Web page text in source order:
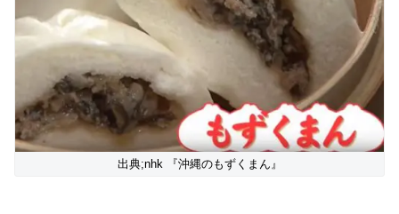
出典;nhk 『沖縄のもずくまん』